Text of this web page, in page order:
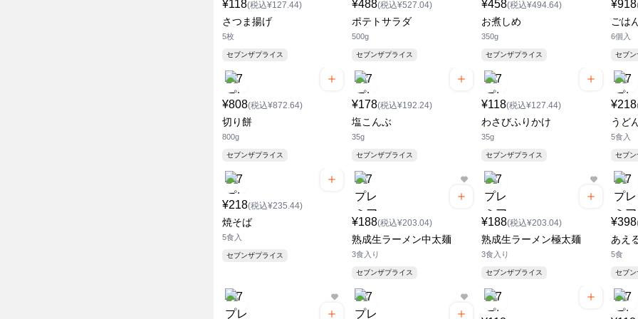
¥118(税込¥127.44)
さつま揚げ
5枚
セブンザプライス
¥488(税込¥527.04)
ポテトサラダ
500g
セブンザプライス
¥458(税込¥494.64)
お煮しめ
350g
セブンザプライス
¥918
ごは
6個入
セブ
¥808(税込¥872.64)
切り餅
800g
セブンザプライス
¥178(税込¥192.24)
塩こんぶ
35g
セブンザプライス
¥118(税込¥127.44)
わさびふりかけ
35g
セブンザプライス
¥218
うど
5食入
セブ
¥218(税込¥235.44)
焼そば
5食入
セブンザプライス
¥188(税込¥203.04)
熟成生ラーメン中太麺
3食入り
セブンザプライス
¥188(税込¥203.04)
熟成生ラーメン極太麺
3食入り
セブンザプライス
¥398
あえ
5食
セブ